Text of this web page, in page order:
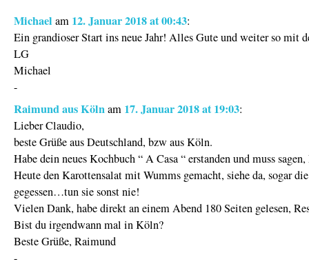
Michael am 12. Januar 2018 at 00:43:
Ein grandioser Start ins neue Jahr! Alles Gute und weiter so mit
LG
Michael
-
Raimund aus Kölnam 17. Januar 2018 at 19:03:
Lieber Claudio,
beste Grüße aus Deutschland, bzw aus Köln.
Habe dein neues Kochbuch “ A Casa “ erstanden und muss
Heute den Karottensalat mit Wumms gemacht, siehe da, sogar
gegessen…tun sie sonst nie!
Vielen Dank, habe direkt an einem Abend 180 Seiten gelesen,
Bist du irgendwann mal in Köln?
Beste Grüße, Raimund
-